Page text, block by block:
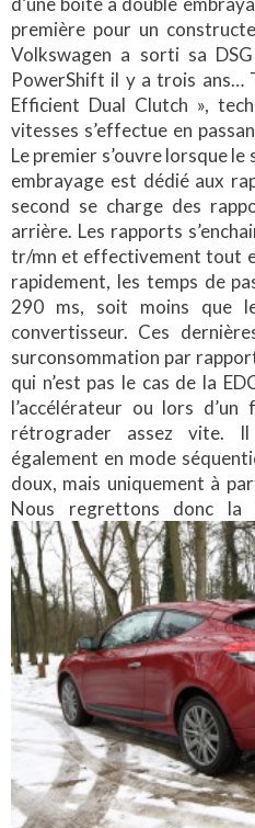
première pour un
Volkswagen a sorti sa
PowerShift il y a trois ans…
Efficient Dual Clutch »,
vitesses s’effectue en
Le premier s’ouvre lorsque
embrayage est dédié aux
second se charge des
arrière. Les rapports
tr/mn et effectivement tout
rapidement, les temps de
290 ms, soit moins que
convertisseur. Ces
surconsommation par
qui n’est pas le cas de la
l’accélérateur ou lors d’un
rétrograder assez vite.
également en mode
doux, mais uniquement à
Nous regrettons donc la